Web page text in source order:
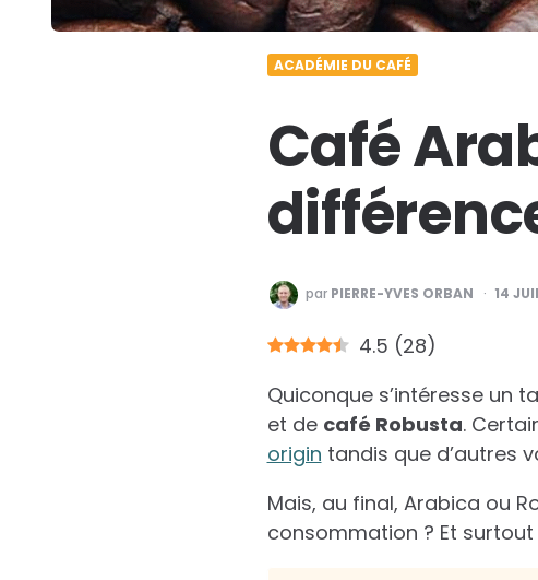
ACADÉMIE DU CAFÉ
Café
PUBLIÉ
PAR
parPIERRE-YVES ORBAN 14
4.5 (28)
Quiconque s’intéresse un
et de café Robusta.
origin tandis que d’autres
Mais, au final, Arabica ou
consommation ? Et surtout